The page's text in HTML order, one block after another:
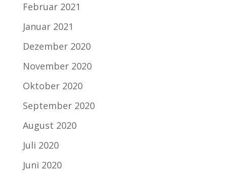
Februar 2021
Januar 2021
Dezember 2020
November 2020
Oktober 2020
September 2020
August 2020
Juli 2020
Juni 2020